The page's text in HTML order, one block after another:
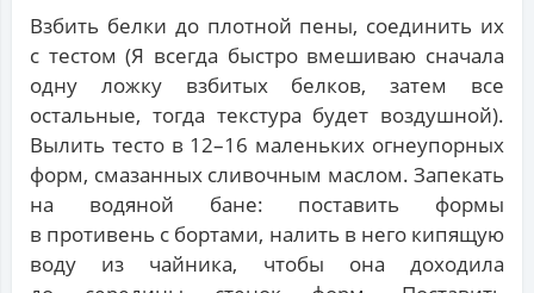
Взбить белки до плотной пены, соединить их
с тестом (Я всегда быстро вмешиваю сначала
одну ложку взбитых белков, затем все
остальные, тогда текстура будет воздушной).
Вылить тесто в 12–16 маленьких огнеупорных
форм, смазанных сливочным маслом. Запекать
на водяной бане: поставить формы
в противень с бортами, налить в него кипящую
воду из чайника, чтобы она доходила